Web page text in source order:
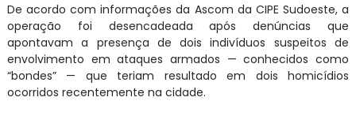
De acordo com informações da Ascom da CIPE Sudoeste, a
operação foi desencadeada após denúncias que
apontavam a presença de dois indivíduos suspeitos de
envolvimento em ataques armados — conhecidos como
“bondes” — que teriam resultado em dois homicídios
ocorridos recentemente na cidade.